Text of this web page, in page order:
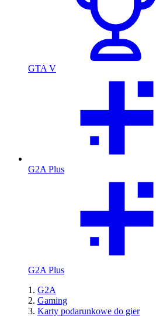
GTA V
G2A Plus
G2A Plus
G2A
Gaming
Karty podarunkowe do gier